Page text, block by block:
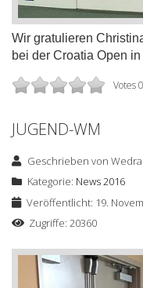
Wir gratulieren
bei der Croatia Open
Votes
JUGEND-WM
Geschrieben von
Kategorie: News 2016
Veröffentlicht: 19.
Zugriffe: 20360